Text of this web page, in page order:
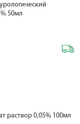
50мл
раствор 0,05% 100мл